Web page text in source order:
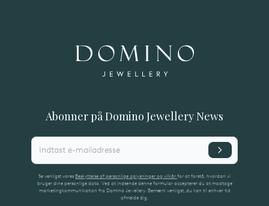
Abonner på Domino Jewellery News
Indtast e-mailadresse
Se venligst vores Beskyttelse af personlige oplysninger og vilkår for at forstå, hvordan vi
bruger dine personlige data. Ved at indsende denne formular accepterer du at modtage
marketingkommunikation fra Domino Jewellery. Bemærk venligst, du kan til enhver tid
afmelde dig.